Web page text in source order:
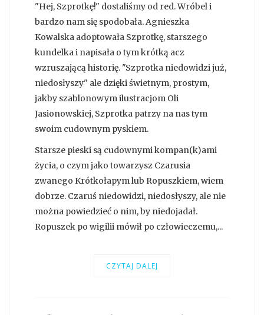
"Hej, Szprotkę!" dostaliśmy od red. Wróbel i
bardzo nam się spodobała. Agnieszka
Kowalska adoptowała Szprotkę, starszego
kundelka i napisała o tym krótką acz
wzruszającą historię. "Szprotka niedowidzi już,
niedosłyszy" ale dzięki świetnym, prostym,
jakby szablonowym ilustracjom Oli
Jasionowskiej, Szprotka patrzy na nas tym
swoim cudownym pyskiem.
Starsze pieski są cudownymi kompan(k)ami
życia, o czym jako towarzysz Czarusia
zwanego Krótkołapym lub Ropuszkiem, wiem
dobrze. Czaruś niedowidzi, niedosłyszy, ale nie
można powiedzieć o nim, by niedojadał.
Ropuszek po wigilii mówił po człowieczemu,...
CZYTAJ DALEJ